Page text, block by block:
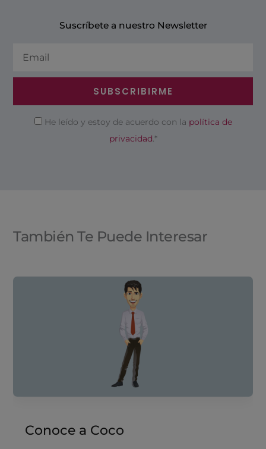
Suscríbete a nuestro Newsletter
PrivacidadHe leído y estoy de acuerdo con la política de
privacidad.*
SUBSCRIBIRME
También Te Puede Interesar
Conoce a Coco